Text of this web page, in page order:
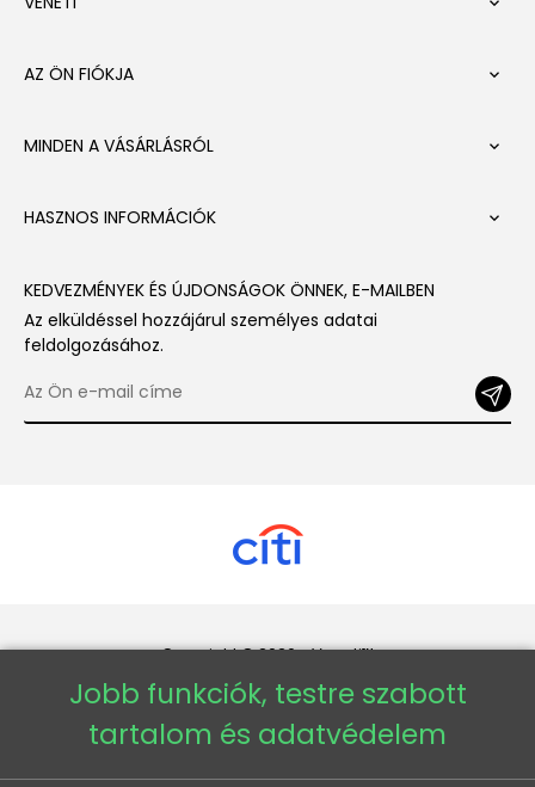
AZ ÖN FIÓKJA 
MINDEN A VÁSÁRLÁSRÓL 
HASZNOS INFORMÁCIÓK 
KEDVEZMÉNYEK ÉS ÚJDONSÁGOK ÖNNEK, E-MAILBEN
Az elküldéssel hozzájárul személyes adatai
feldolgozásához.
Copyright © 2026 - Veneti™
Veneti HU
Veneti CZ
Jobb funkciók, testre szabott
tartalom és adatvédelem